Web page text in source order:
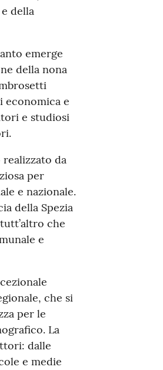
della
emerge
della nona
economica e
e studiosi
da
per
e nazionale.
della Spezia
che
e
che si
per le
La
dalle
e medie